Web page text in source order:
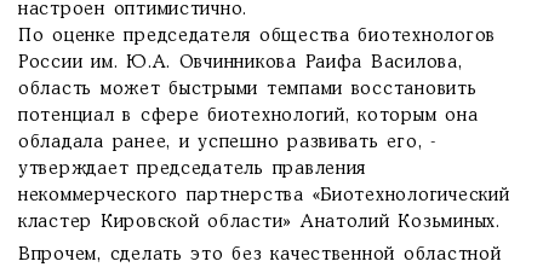
настроен оптимистично.
По оценке председателя общества биотехнологов
России им. Ю.А. Овчинникова Раифа Василова,
область может быстрыми темпами восстановить
потенциал в сфере биотехнологий, которым она
обладала ранее, и успешно развивать его, -
утверждает председатель правления
некоммерческого партнерства «Биотехнологический
кластер Кировской области» Анатолий Козьминых.
Впрочем, сделать это без качественной областной